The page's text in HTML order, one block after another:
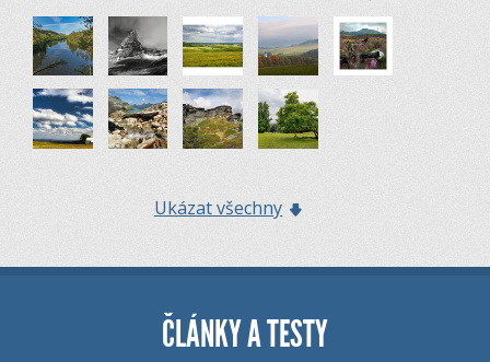
Ukázat všechny
ČLÁNKY A TESTY